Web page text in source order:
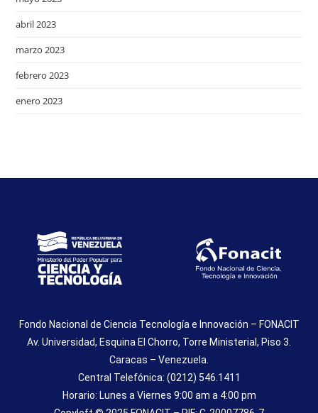
abril 2023
marzo 2023
febrero 2023
enero 2023
Fondo Nacional de Ciencia Tecnología e Innovación – FONACIT
Av. Universidad, Esquina El Chorro, Torre Ministerial, Piso 3.
Caracas – Venezuela.
Central Telefónica: (0212) 546.1411
Horario: Lunes a Viernes 9:00 am a 4:00 pm